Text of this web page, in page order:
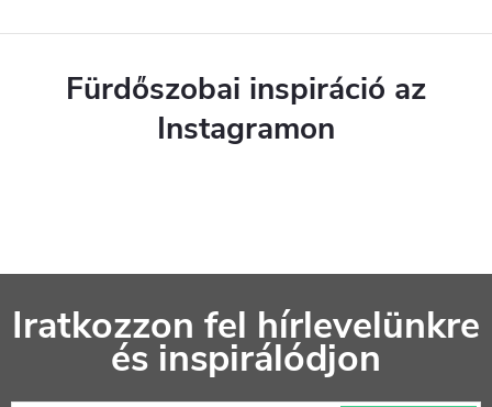
á
s
e
l
Fürdőszobai inspiráció az
Instagramon
áIratkozzon fel hírlevelünkre
és inspirálódjon